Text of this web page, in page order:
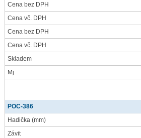
Cena bez DPH
Cena vč. DPH
Cena bez DPH
Cena vč. DPH
Skladem
Mj
POC-386
Hadička (mm)
Závit